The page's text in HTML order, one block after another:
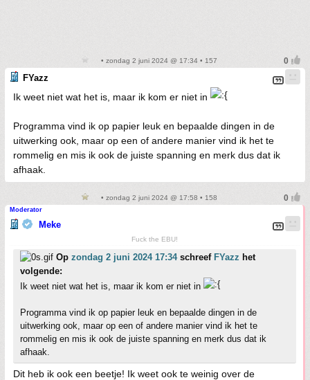
• zondag 2 juni 2024 @ 17:34 • 157
FYazz
Ik weet niet wat het is, maar ik kom er niet in
Programma vind ik op papier leuk en bepaalde dingen in de
uitwerking ook, maar op een of andere manier vind ik het te
rommelig en mis ik ook de juiste spanning en merk dus dat ik
afhaak.
• zondag 2 juni 2024 @ 17:58 • 158
Moderator
Meke
Fuck the EBU!
Op zondag 2 juni 2024 17:34schreef FYazz het
volgende:
Ik weet niet wat het is, maar ik kom er niet in
Programma vind ik op papier leuk en bepaalde dingen in de
uitwerking ook, maar op een of andere manier vind ik het te
rommelig en mis ik ook de juiste spanning en merk dus dat ik
afhaak.
Dit heb ik ook een beetje! Ik weet ook te weinig over de